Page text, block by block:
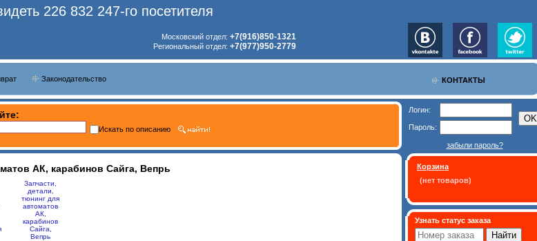
226 832 247-го посетителя
Московский отдел: +7(916)850-1321
Региональный отдел: +7(977)950-2779
КОНТАКТЫ
Законодательство
Искать по описанию
АК, карабинов Сайга, Вепрь
Запчасти,
детали,
тюнинг для
автоматов
АК,
карабинов
Сайга,
Вепрь
Логин:
Пароль:
забыли пароль?
Корзина
(нет товаров)
Узнать статус заказа